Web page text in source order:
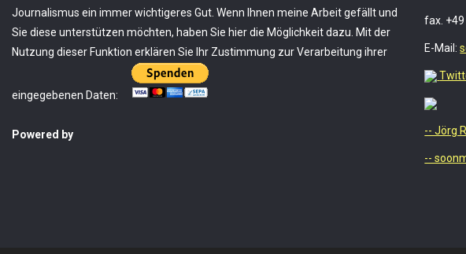
Journalismus ein immer wichtigeres Gut. Wenn Ihnen meine Arbeit gefällt und
Sie diese unterstützen möchten, haben Sie hier die Möglichkeit dazu. Mit der
Nutzung dieser Funktion erklären Sie Ihr Zustimmung zur Verarbeitung ihrer
eingegebenen Daten:
Powered by
fax.
E-Mail:
-- Jörg
--